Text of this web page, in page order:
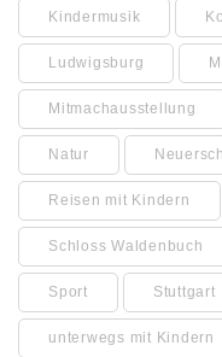
Kindermusik
Ludwigsburg
Mitmachausstellung
Natur
Reisen mit Kindern
Schloss Waldenbuch
Sport Stuttgart
unterwegs mit Kindern